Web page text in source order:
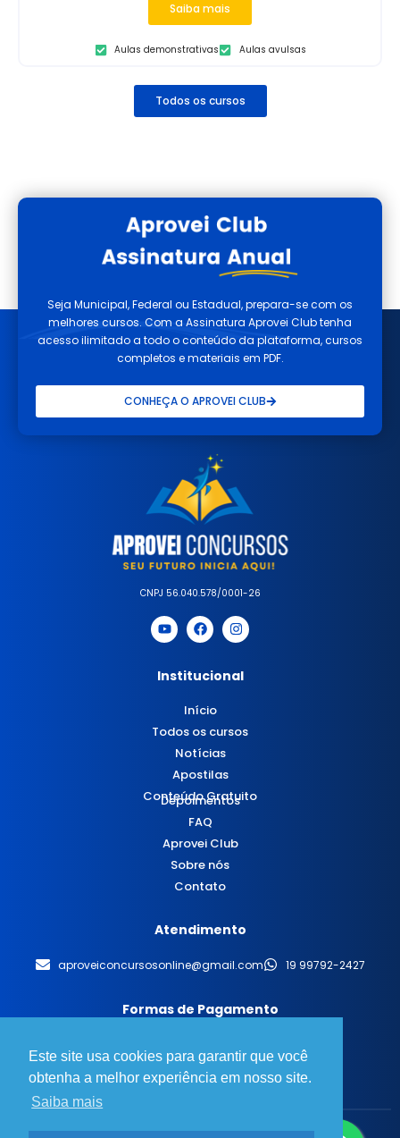
Este site usa cookies para garantir que você
obtenha a melhor experiência em nosso site.
Saiba mais
Saiba mais
Aulas demonstrativas Aulas avulsas
Todos os cursos
Seja Municipal, Federal ou Estadual, prepara-se com os
melhores cursos. Com a Assinatura Aprovei Club tenha
acesso ilimitado a todo o conteúdo da plataforma, cursos
completos e materiais em PDF.
CONHEÇA O APROVEI CLUB
CNPJ 56.040.578/0001-26
Institucional
Início
Todos os cursos
Notícias
Apostilas
Conteúdo Gratuito
Depoimentos
FAQ
Aprovei Club
Sobre nós
Contato
Atendimento
aproveiconcursosonline@gmail.com 19 99792-2427
Formas de Pagamento